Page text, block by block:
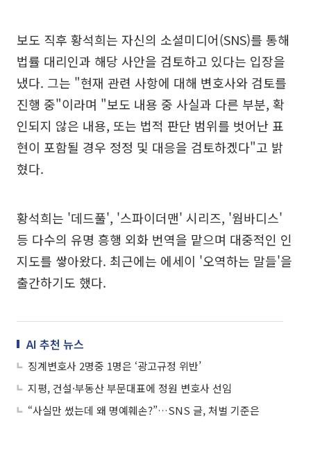
보도 직후 황석희는 자신의 소셜미디어(SNS)를 통해
법률 대리인과 해당 사안을 검토하고 있다는 입장을
냈다. 그는 "현재 관련 사항에 대해 변호사와 검토를
진행 중"이라며 "보도 내용 중 사실과 다른 부분, 확
인되지 않은 내용, 또는 법적 판단 범위를 벗어난 표
현이 포함될 경우 정정 및 대응을 검토하겠다"고 밝
혔다.
황석희는 '데드풀', '스파이더맨' 시리즈, '웜바디스'
등 다수의 유명 흥행 외화 번역을 맡으며 대중적인 인
지도를 쌓아왔다. 최근에는 에세이 '오역하는 말들'을
출간하기도 했다.
AI 추천 뉴스
징계변호사 2명중 1명은 ‘광고규정 위반’
지평, 건설·부동산 부문대표에 정원 변호사 선임
“사실만 썼는데 왜 명예훼손?”…SNS 글, 처벌 기준은